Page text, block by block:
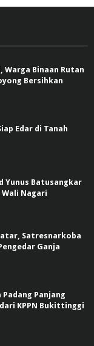
Binaan Rutan
Bersihkan
Edar di Tanah
Yunus Batusangkar
Nagari
Satresnarkoba
Ganja
Panjang
KPPN Bukittinggi